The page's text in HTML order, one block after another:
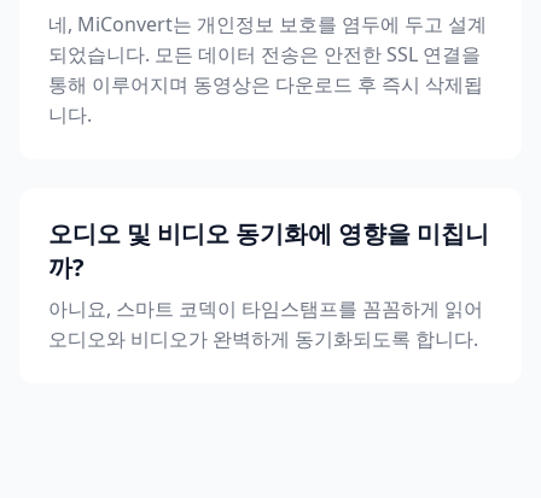
네, MiConvert는 개인정보 보호를 염두에 두고 설계
되었습니다. 모든 데이터 전송은 안전한 SSL 연결을
통해 이루어지며 동영상은 다운로드 후 즉시 삭제됩
니다.
오디오 및 비디오 동기화에 영향을 미칩니
까?
아니요, 스마트 코덱이 타임스탬프를 꼼꼼하게 읽어
오디오와 비디오가 완벽하게 동기화되도록 합니다.